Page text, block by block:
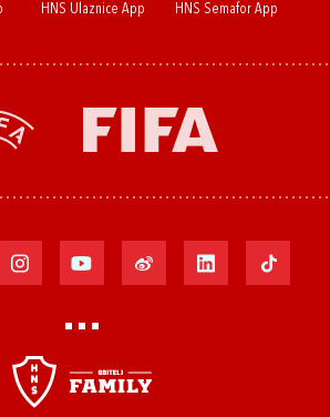
HNS Ulaznice App HNS Semafor App